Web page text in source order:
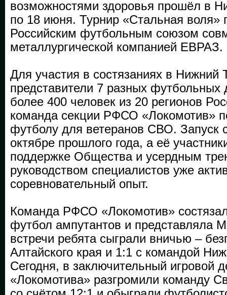
возможностями здоровья прошёл в
по 18 июня. Турнир «Стальная воля»
Российским футбольным союзом
металлургической компанией ЕВРАЗ.
Для участия в состязаниях в Нижний
представители 7 разных футбольных
более 400 человек из 20 регионов
команда секции РФСО «Локомотив»
футболу для ветеранов СВО. Запуск
октябре прошлого года, а её
поддержке Общества и усердным
руководством специалистов уже
соревновательный опыт.
Команда РФСО «Локомотив»
футбол ампутантов и представляла
встречи ребята сыграли вничью –
Алтайского края и 1:1 с командой
Сегодня, в заключительный игровой
«Локомотива» разгромили команду